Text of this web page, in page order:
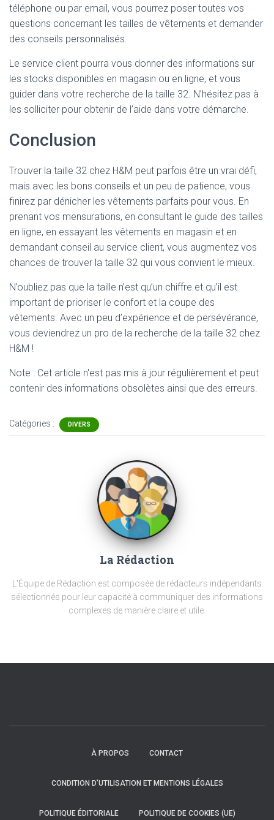
téléphone ou par email, vous pourrez poser toutes vos
questions concernant les tailles de vêtements et demander
des conseils personnalisés.
Le service client pourra vous donner des informations sur
les stocks disponibles en magasin ou en ligne, et vous
guider dans votre recherche de la taille 32. N’hésitez pas à
les solliciter pour obtenir de l’aide dans votre démarche.
Conclusion
Trouver la taille 32 chez H&M peut parfois être un vrai défi,
mais avec les bons conseils et un peu de patience, vous
finirez par dénicher les vêtements parfaits pour vous. En
prenant vos mensurations, en consultant le guide des tailles
en ligne, en essayant les vêtements en magasin et en
demandant conseil au service client, vous augmentez vos
chances de trouver la taille 32 qui vous convient le mieux.
N’oubliez pas que la taille n’est qu’un chiffre et qu’il est
important de prioriser le confort et la coupe des
vêtements. Avec un peu d’expérience et de persévérance,
vous deviendrez un pro de la recherche de la taille 32 chez
H&M !
Note : Cet article n'est pas mis à jour régulièrement et peut
contenir des informations obsolètes ainsi que des erreurs.
Catégories : DIVERS
La Rédaction
L'Équipe de Rédaction est composée de rédacteurs indépendants
sélectionnés pour leur capacité à communiquer des informations
complexes de manière claire et utile.
À PROPOS CONTACT
CONDITION D’UTILISATION ET MENTIONS LÉGALES
POLITIQUE ÉDITORIALE POLITIQUE DE COOKIES (UE)